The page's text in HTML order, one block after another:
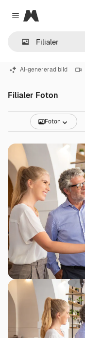
Close menu
Magnific
AI-genererad bild
Filialer Foton
Foton